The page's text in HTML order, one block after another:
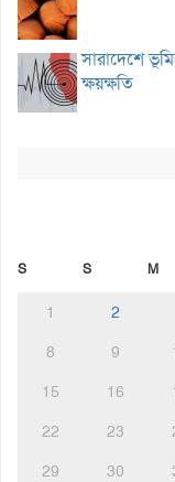
সারাদেশে
ক্ষয়ক্ষতি
S S M
1 2
8
9
15
16
22
23
29
30